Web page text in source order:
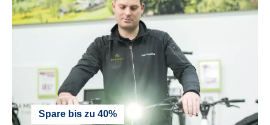
PEDALE :
VP R&M Custom
RADGRÖSSE :
RAHMEN :Spare bis zu 40%